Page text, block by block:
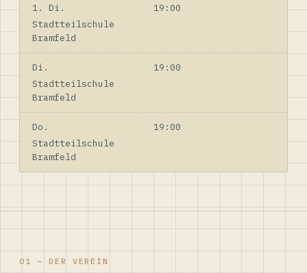
1. Di.
19:00
Stadtteilschule
Bramfeld
Di.
19:00
Stadtteilschule
Bramfeld
Do.
19:00
Stadtteilschule
Bramfeld
01 — DER VEREIN